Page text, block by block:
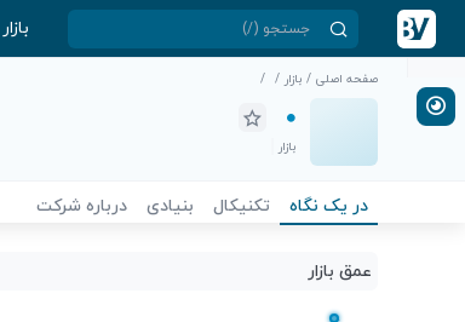
بازار
صفحه اصلی / بازار /
/
بازار
در یک نگاه تکنیکال بنیادی درباره شرکت
عمق بازار